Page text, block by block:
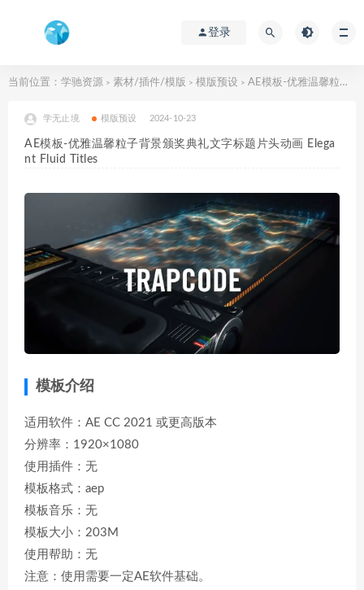
登录
当前位置： 学驰资源 > 素材/插件/模版 > 模版预设 > AE模板-优雅温馨粒子背景颁奖典礼文字标题片头动画 Elegant Fluid Titles
学无止境 模版预设 2024-10-23
AE模板-优雅温馨粒子背景颁奖典礼文字标题片头动画 Elega
nt Fluid Titles
模板介绍
适用软件：AE CC 2021 或更高版本
分辨率：1920×1080
使用插件：无
模板格式：aep
模板音乐：无
模板大小：203M
使用帮助：无
注意：使用需要一定AE软件基础。